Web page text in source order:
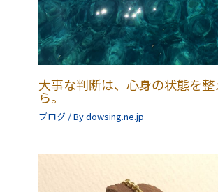
大事な判断は、心身の状態を整
ら。
ブログ / Bydowsing.ne.jp